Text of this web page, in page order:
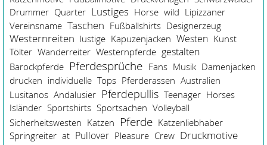
Drummer Quarter Lustiges Horse wild Lipizzaner
Vereinsname Taschen Fußballshirts Designerzeug
Westernreiten lustige Kapuzenjacken Westen Kunst
Tölter Wanderreiter Westernpferde gestalten
Barockpferde Pferdesprüche Fans Musik Damenjacken
drucken individuelle Tops Pferderassen Australien
Lusitanos Andalusier Pferdepullis Teenager Horses
Isländer Sportshirts Sportsachen Volleyball
Sicherheitswesten Katzen Pferde Katzenliebhaber
Springreiter at Pullover Pleasure Crew Druckmotive